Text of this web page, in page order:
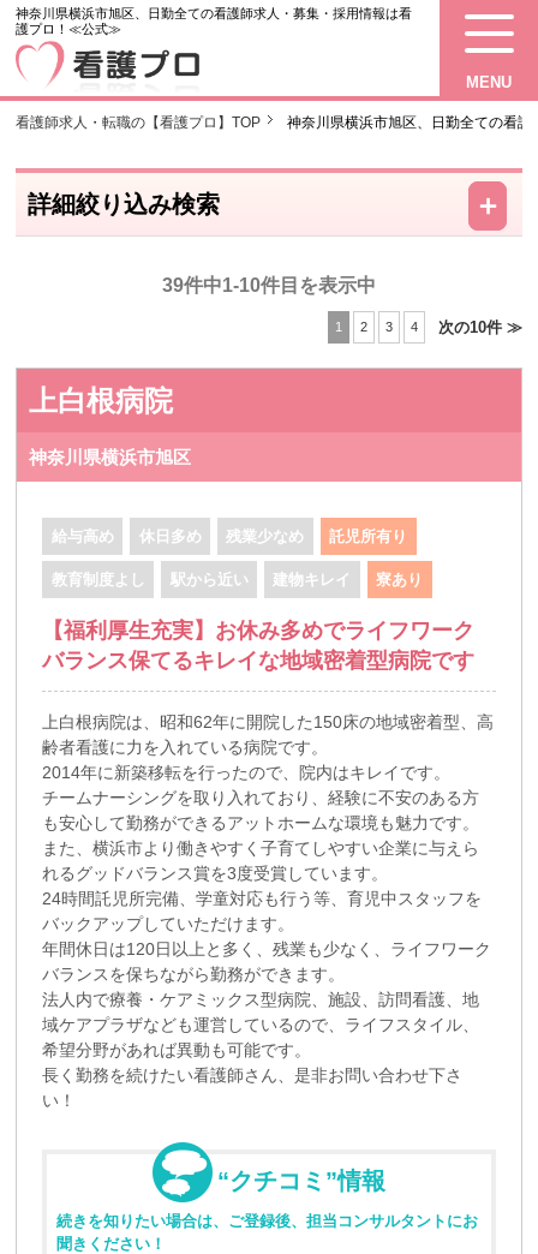
神奈川県横浜市旭区、日勤全ての看護師求人・募集・採用情報は看
護プロ！≪公式≫
MENU
看護師求人・転職の【看護プロ】TOP 神奈川県横浜市旭区、日勤全ての看護
詳細絞り込み検索 －
＋
39件中1-10件目を表示中
1 2 3 4 次の10件 ≫
上白根病院
神奈川県横浜市旭区
給与高め 休日多め 残業少なめ 託児所有り
教育制度よし 駅から近い 建物キレイ 寮あり
【福利厚生充実】お休み多めでライフワーク
バランス保てるキレイな地域密着型病院です
上白根病院は、昭和62年に開院した150床の地域密着型、高
齢者看護に力を入れている病院です。
2014年に新築移転を行ったので、院内はキレイです。
チームナーシングを取り入れており、経験に不安のある方
も安心して勤務ができるアットホームな環境も魅力です。
また、横浜市より働きやすく子育てしやすい企業に与えら
れるグッドバランス賞を3度受賞しています。
24時間託児所完備、学童対応も行う等、育児中スタッフを
バックアップしていただけます。
年間休日は120日以上と多く、残業も少なく、ライフワーク
バランスを保ちながら勤務ができます。
法人内で療養・ケアミックス型病院、施設、訪問看護、地
域ケアプラザなども運営しているので、ライフスタイル、
希望分野があれば異動も可能です。
長く勤務を続けたい看護師さん、是非お問い合わせ下さ
い！
“クチコミ”情報
続きを知りたい場合は、ご登録後、担当コンサルタントにお
聞きください！